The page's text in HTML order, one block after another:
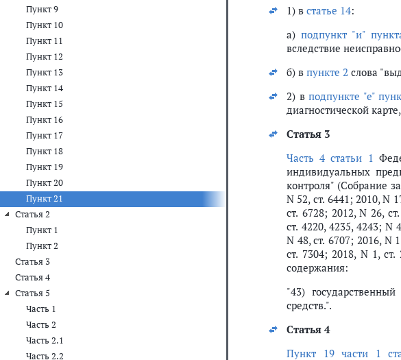
Пункт 9
Пункт 10
Пункт 11
Пункт 12
Пункт 13
Пункт 14
Пункт 15
Пункт 16
Пункт 17
Пункт 18
Пункт 19
Пункт 20
Пункт 21
Статья 2
Пункт 1
Пункт 2
Статья 3
Статья 4
Статья 5
Часть 1
Часть 2
Часть 2.1
Часть 2.2
1) в статье 14:
а) подпункт "и"
вследствие
б) в пункте 2 слова
2) вподпункте "е"
диагностической
Статья 3
Часть 4 статьи 1
индивидуальных
контроля" (Собрание
N 52, ст. 6441; 2010, N
ст. 6728; 2012, N 26,
ст. 4220, 4235, 4243; N
N 48, ст. 6707; 2016, N
ст. 7304; 2018, N 1,
содержания:
"43)
средств.".
Статья 4
Пункт 19 части 1